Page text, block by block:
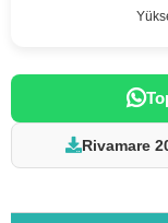
Rivamare